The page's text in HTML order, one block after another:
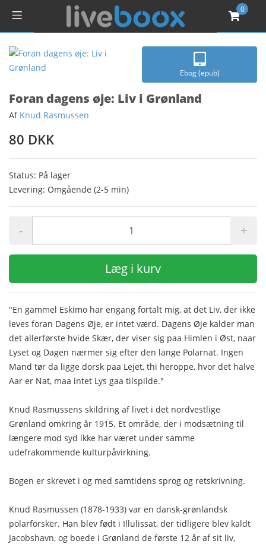
0
Ebog (epub)
Foran dagens øje: Liv i Grønland
Af Knud Rasmussen
80 DKK
Status: På lager
Levering: Omgående (2-5 min)
- +
Læg i kurv
"En gammel Eskimo har engang fortalt mig, at det Liv, der ikke
leves foran Dagens Øje, er intet værd. Dagens Øje kalder man
det allerførste hvide Skær, der viser sig paa Himlen i Øst, naar
Lyset og Dagen nærmer sig efter den lange Polarnat. Ingen
Mand tør da ligge dorsk paa Lejet, thi heroppe, hvor det halve
Aar er Nat, maa intet Lys gaa tilspilde."
Knud Rasmussens skildring af livet i det nordvestlige
Grønland omkring år 1915. Et område, der i modsætning til
længere mod syd ikke har været under samme
udefrakommende kulturpåvirkning.
Bogen er skrevet i og med samtidens sprog og retskrivning.
Knud Rasmussen (1878-1933) var en dansk-grønlandsk
polarforsker. Han blev født i Illulissat, der tidligere blev kaldt
Jacobshavn, og boede i Grønland de første 12 år af sit liv,